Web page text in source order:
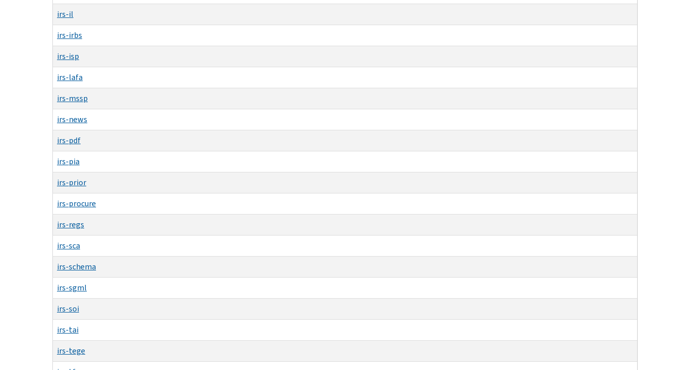
irs-il
irs-irbs
irs-isp
irs-lafa
irs-mssp
irs-news
irs-pdf
irs-pia
irs-prior
irs-procure
irs-regs
irs-sca
irs-schema
irs-sgml
irs-soi
irs-tai
irs-tege